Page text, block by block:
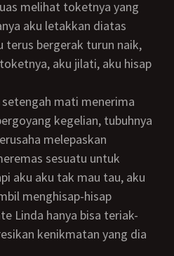
melihat toketnya yang
aku letakkan diatas
terus bergerak turun naik,
aku jilati, aku hisap
kegelian, tubuhnya
melepaskan
sesuatu untuk
aku aku tak mau tau, aku
menghisap-hisap
Linda hanya bisa teriak-
kenikmatan yang dia